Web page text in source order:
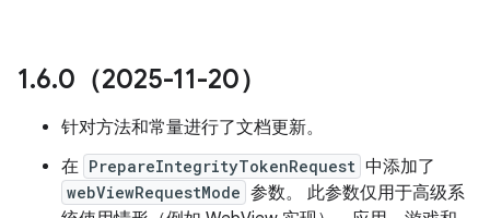
1.6.0（2025-11-20）
针对方法和常量进行了文档更新。
在 PrepareIntegrityTokenRequest 中添加了
webViewRequestMode 参数。 此参数仅用于高级系